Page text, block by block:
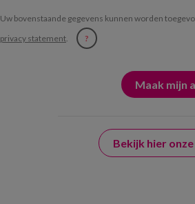
Uw bovenstaande gegevens kunnen worden
privacy statement. ?
Bekijk hier